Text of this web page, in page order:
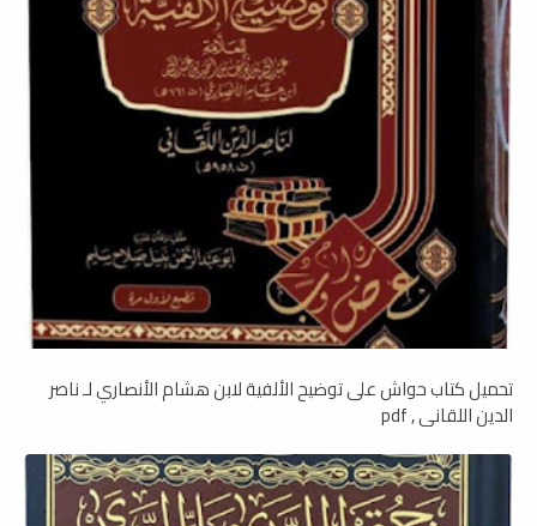
تحميل كتاب حواش على توضيح الألفية لابن هشام الأنصاري لـ ناصر
الدين اللقاني , pdf